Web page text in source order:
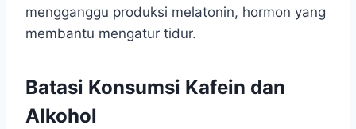
mengganggu produksi melatonin, hormon yang
membantu mengatur tidur.
Batasi Konsumsi Kafein dan
Alkohol